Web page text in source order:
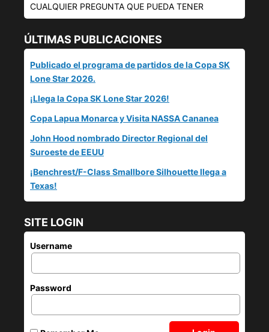
CUALQUIER PREGUNTA QUE PUEDA TENER
ÚLTIMAS PUBLICACIONES
Publicado el programa de partidos de la Copa SK
Lone Star 2026.
¡Llega la Copa SK Lone Star 2026!
Copa Lapua Monarca y Visita NASSA Cananea
John Hood nombrado Director Regional del
Suroeste de EEUU
¡Benchrest/F-Class Smallbore Silhouette llega a
Texas!
SITE LOGIN
Username
Password